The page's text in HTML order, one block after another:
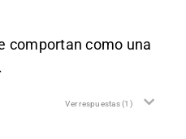
comportan como una
Ver respuestas(1)